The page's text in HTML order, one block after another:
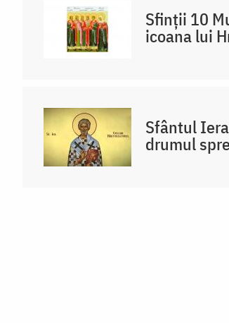
Sfinții 10
icoana lui
Sfântul
drumul